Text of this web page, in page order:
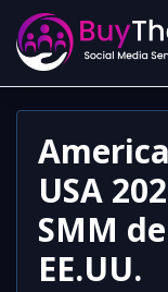
USA
SMM
EE.UU.